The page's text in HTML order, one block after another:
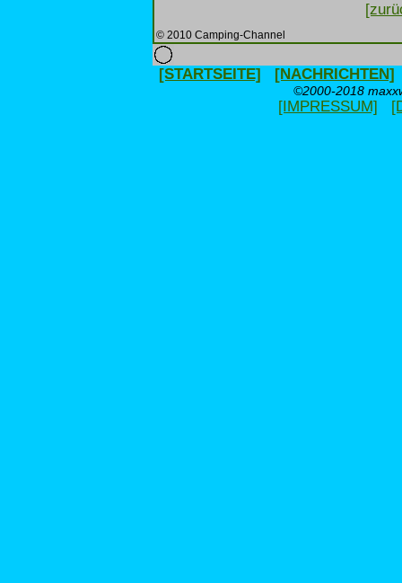
© 2010 Camping-Channel
[STARTSEITE] [NACHRICHTEN]
©2000-2018
[IMPRESSUM]